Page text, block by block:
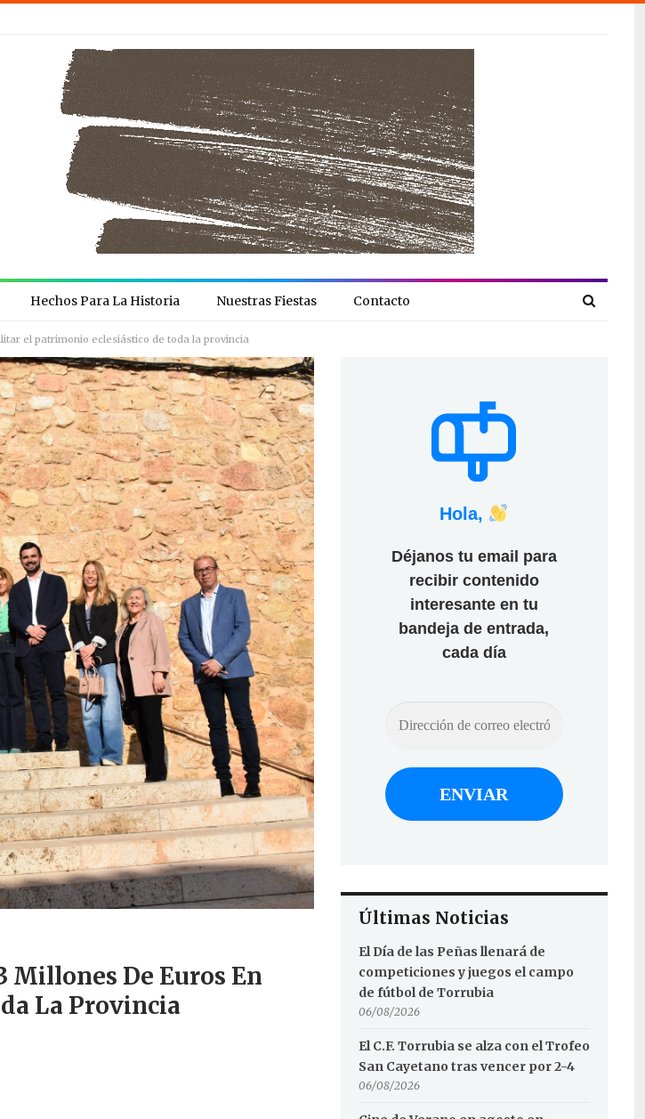
Hechos Para La Historia Nuestras Fiestas Contacto
el patrimonio eclesiástico de toda la provincia
Millones De Euros En
La Provincia
Hola,
Déjanos tu email para
recibir contenido
interesante en tu
bandeja de entrada,
cada día
Últimas Noticias
El Día de las Peñas llenará de
competiciones y juegos el campo
de fútbol de Torrubia
06/08/2026
El C.F. Torrubia se alza con el Trofeo
San Cayetano tras vencer por 2-4
06/08/2026